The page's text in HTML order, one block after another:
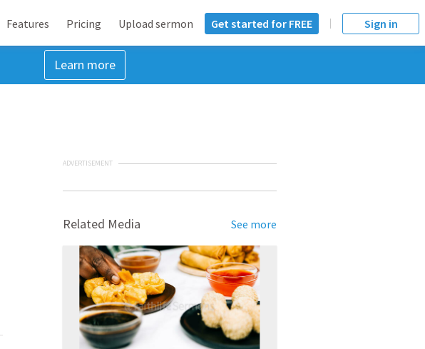
Features Pricing Upload sermon Get started for FREE Sign in
Learn more
ADVERTISEMENT
Related Media See more